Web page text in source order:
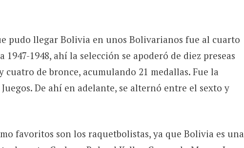
pudo llegar Bolivia en unos Bolivarianos fue al cuarto
1947-1948, ahí la selección se apoderó de diez preseas
cuatro de bronce, acumulando 21 medallas. Fue la
De ahí en adelante, se alternó entre el sexto y
favoritos son los raquetbolistas, ya que Bolivia es una